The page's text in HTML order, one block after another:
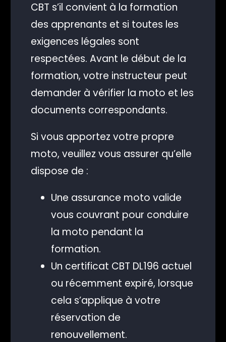
CBT s’il convient à la formation
des apprenants et si toutes les
exigences légales sont
respectées. Avant le début de la
formation, votre instructeur peut
demander à vérifier la moto et les
documents correspondants.
Si vous apportez votre propre
moto, veuillez vous assurer qu’elle
dispose de :
Une assurance moto valide
vous couvrant pour conduire
la moto pendant la
formation.
Un certificat CBT DL196 actuel
ou récemment expiré, lorsque
cela s’applique à votre
réservation de
renouvellement.